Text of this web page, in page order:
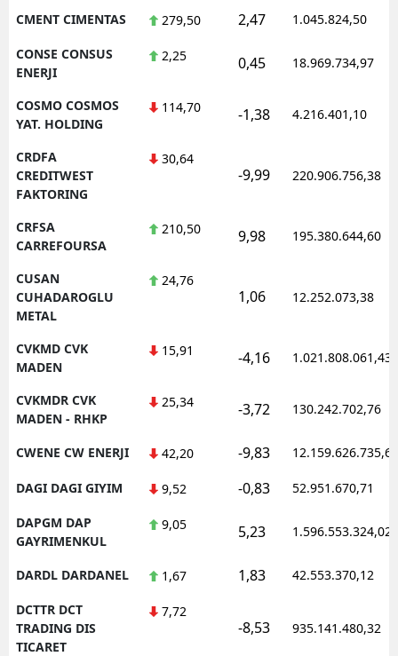
CMENT CIMENTAS 279,50 2,47 1.045.824,50
CONSE CONSUS
ENERJI
2,25 0,45 18.969.734,97
COSMO COSMOS
YAT. HOLDING
114,70 -1,38 4.216.401,10
CRDFA
CREDITWEST
FAKTORING
30,64
-9,99 220.906.756,38
CRFSA
CARREFOURSA
210,50 9,98 195.380.644,60
CUSAN
CUHADAROGLU
METAL
24,76
1,06 12.252.073,38
CVKMD CVK
MADEN
15,91 -4,16 1.021.808.061,43
CVKMDR CVK
MADEN - RHKP
25,34 -3,72 130.242.702,76
CWENE CW ENERJI 42,20 -9,83 12.159.626.735,62
DAGI DAGI GIYIM 9,52 -0,83 52.951.670,71
DAPGM DAP
GAYRIMENKUL
9,05 5,23 1.596.553.324,02
DARDL DARDANEL 1,67 1,83 42.553.370,12
DCTTR DCT
TRADING DIS
TICARET
7,72
-8,53 935.141.480,32